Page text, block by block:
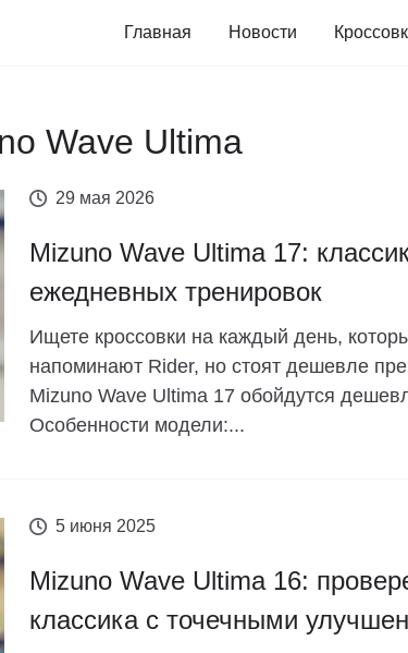
Главная Новости
Wave Ultima
29 мая 2026
Mizuno Wave Ultima 17:
ежедневных тренировок
Ищете кроссовки на каждый день,
напоминают Rider, но стоят дешевле
Mizuno Wave Ultima 17 обойдутся
Особенности модели:...
5 июня 2025
Mizuno Wave Ultima 16:
классика с точечными